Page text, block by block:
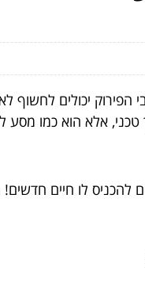
הפירוק יכולים
אלא הוא כמו
לו חיים